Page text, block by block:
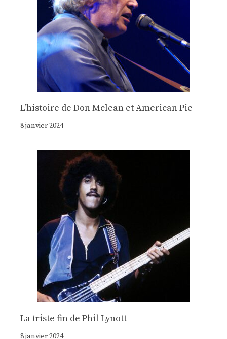
Lʼhistoire de Don Mclean et American Pie
8 janvier 2024
La triste fin de Phil Lynott
8 janvier 2024